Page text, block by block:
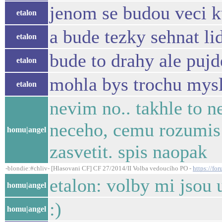
etalon jenom se budou veci
etalon a bude tezky sehnat
etalon bude to drahy ale
etalon mohla bys trochu
homu|angel
nevim no.. takhle to
neceho, cemu
zasvetit. spis naopak
-blondie:#chliv- [Hlasovani CF] CF 27/2014/II Volba vedoucího PO - https://
homu|angel etalon: volby mi jsou
homu|angel :)